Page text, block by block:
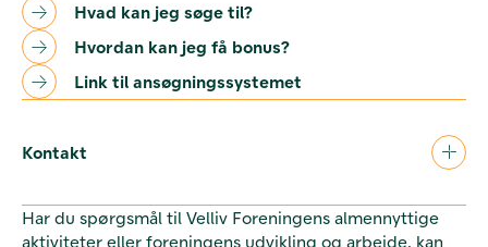
Hvad kan jeg søge til?
Hvordan kan jeg få bonus?
Link til ansøgningssystemet
Kontakt
Har du spørgsmål til Velliv Foreningens almennyttige
aktiviteter eller foreningens udvikling og arbejde, kan